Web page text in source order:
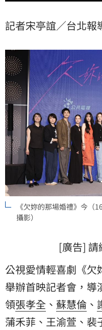
記者宋亭誼／台北報
《欠妳的那場婚禮》今（
攝影）
[廣告]
公視愛情輕喜劇《欠
舉辦首映記者會，導
領張孝全 、 蘇慧倫 、
蒲禾菲、王渝萱、裴